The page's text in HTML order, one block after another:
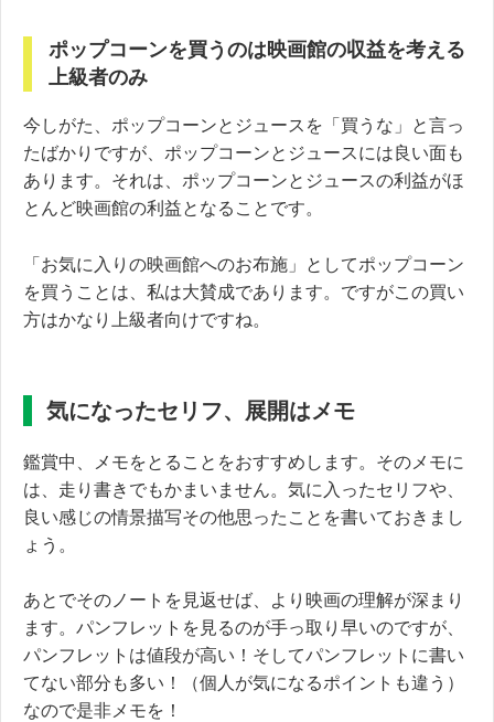
ポップコーンを買うのは映画館の収益を考える
上級者のみ
今しがた、ポップコーンとジュースを「買うな」と言っ
たばかりですが、ポップコーンとジュースには良い面も
あります。それは、ポップコーンとジュースの利益がほ
とんど映画館の利益となることです。
「お気に入りの映画館へのお布施」としてポップコーン
を買うことは、私は大賛成であります。ですがこの買い
方はかなり上級者向けですね。
気になったセリフ、展開はメモ
鑑賞中、メモをとることをおすすめします。そのメモに
は、走り書きでもかまいません。気に入ったセリフや、
良い感じの情景描写その他思ったことを書いておきまし
ょう。
あとでそのノートを見返せば、より映画の理解が深まり
ます。パンフレットを見るのが手っ取り早いのですが、
パンフレットは値段が高い！そしてパンフレットに書い
てない部分も多い！（個人が気になるポイントも違う）
なので是非メモを！